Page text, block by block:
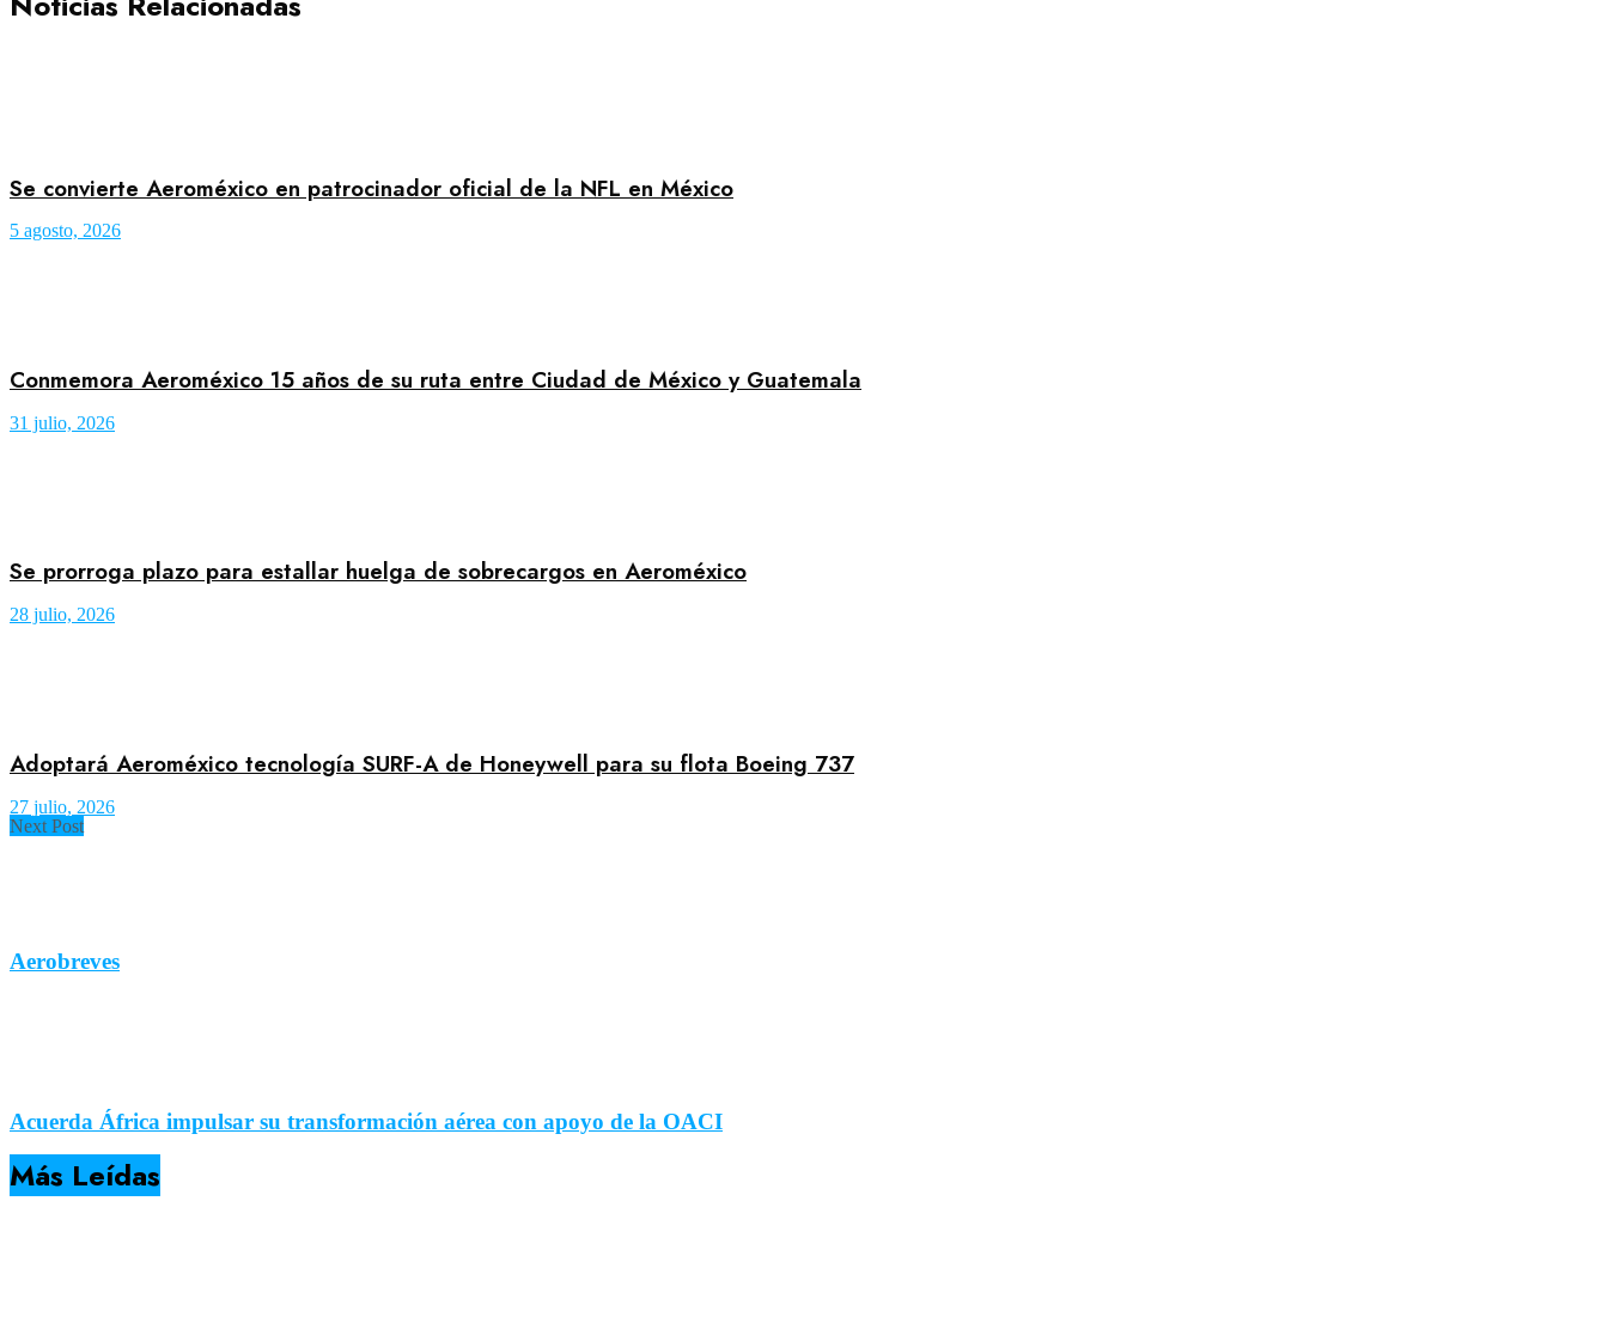
Se convierte Aeroméxico en patrocinador oficial de la NFL en México
5 agosto, 2026
Conmemora Aeroméxico 15 años de su ruta entre Ciudad de México y Guatemala
31 julio, 2026
Se prorroga plazo para estallar huelga de sobrecargos en Aeroméxico
28 julio, 2026
Adoptará Aeroméxico tecnología SURF-A de Honeywell para su flota Boeing 737
27 julio, 2026
Next Post
Aerobreves
Acuerda África impulsar su transformación aérea con apoyo de la OACI
Más Leídas